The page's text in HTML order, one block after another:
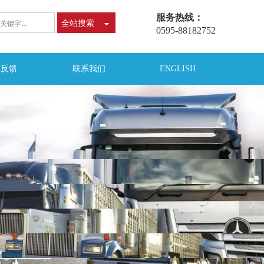
全站搜索
服务热线：
0595-88182752
馈 联系我们 ENGLISH